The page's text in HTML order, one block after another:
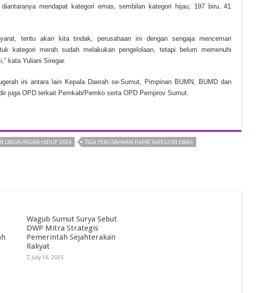
mendapat kategori emas, sembilan kategori hijau, 197 biru, 41
tentu akan kita tindak, perusahaan ini dengan sengaja mencemari
kategori merah sudah melakukan pengelolaan, tetapi belum memenuhi
kata Yuliani Siregar.
ini antara lain Kepala Daerah se-Sumut, Pimpinan BUMN, BUMD dan
juga OPD terkait Pemkab/Pemko serta OPD Pemprov Sumut.
LINGKUNGAN HIDUP 2024
TIGA PERUSAHAAN DAPAT KATEGORI EMAS
Wagub Sumut Surya Sebut
DWP Mitra Strategis
Pemerintah Sejahterakan
Rakyat
July 16, 2025